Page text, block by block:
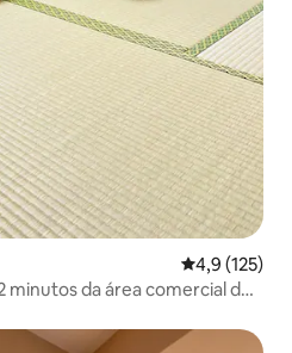
4,9 de uma
4,9 (125)
minutos da área comercial de
Keihan